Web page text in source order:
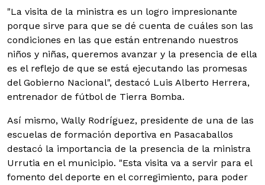
"La visita de la ministra es un logro impresionante
porque sirve para que se dé cuenta de cuáles son las
condiciones en las que están entrenando nuestros
niños y niñas, queremos avanzar y la presencia de ella
es el reflejo de que se está ejecutando las promesas
del Gobierno Nacional", destacó Luis Alberto Herrera,
entrenador de fútbol de Tierra Bomba.
Así mismo, Wally Rodríguez, presidente de una de las
escuelas de formación deportiva en Pasacaballos
destacó la importancia de la presencia de la ministra
Urrutia en el municipio. "Esta visita va a servir para el
fomento del deporte en el corregimiento, para poder